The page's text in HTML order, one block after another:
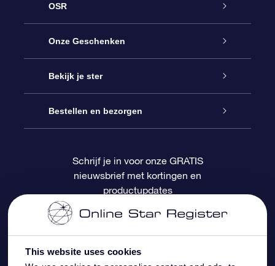
This website uses cookies
OSR
Service
Contact
Blog
OSR Recensies
Onze Geschenken
Online Star Gift
OSR Cadeaupakket
OSR Cadeaukaart
Relatiegeschenken
Bekijk je ster
Sterrenregister
Gepersonaliseerde sterrenpagina
One Million Stars
OSR Starsaver
Bestellen en bezorgen
Betalingsinformatie
Verzendinformatie
Retourbeleid
Schrijf je in voor onze GRATIS
nieuwsbrief met kortingen en
productupdates